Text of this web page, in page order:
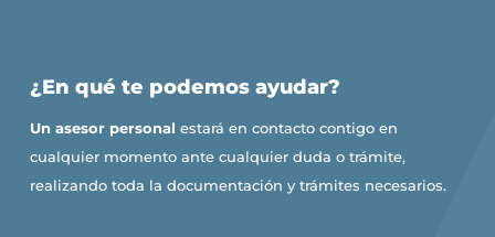
¿En qué te podemos ayudar?
Un asesor personal estará en contacto contigo en
cualquier momento ante cualquier duda o trámite,
realizando toda la documentación y trámites necesarios.